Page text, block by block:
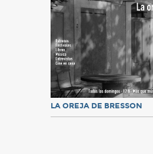
LA OREJA DE BRESSON